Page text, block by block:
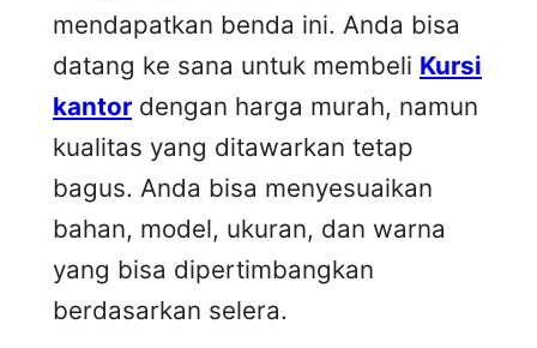
mendapatkan benda ini. Anda bisa
datang ke sana untuk membeli Kursi
kantor dengan harga murah, namun
kualitas yang ditawarkan tetap
bagus. Anda bisa menyesuaikan
bahan, model, ukuran, dan warna
yang bisa dipertimbangkan
berdasarkan selera.